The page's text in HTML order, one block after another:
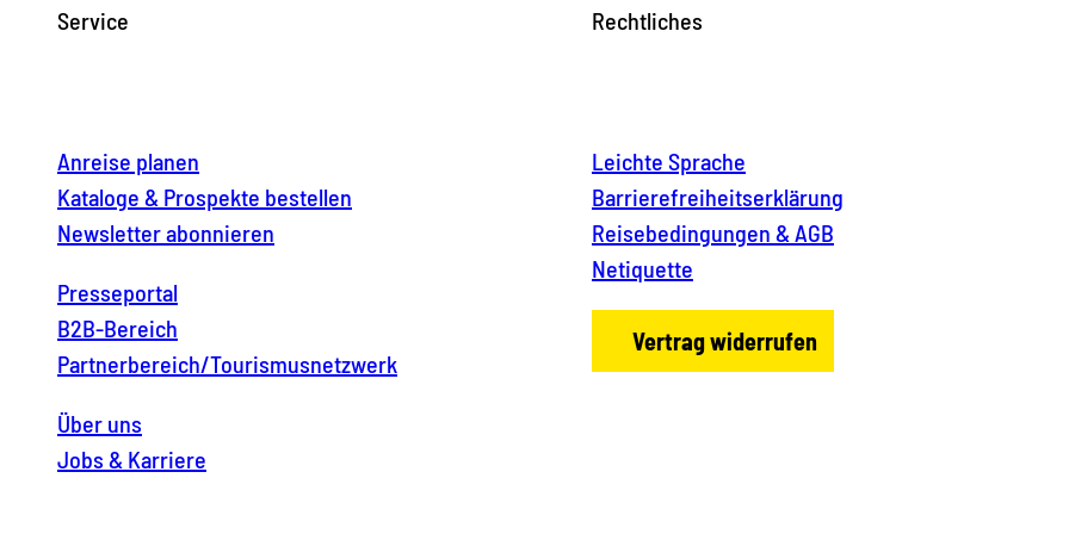
Service
Anreise planen
Kataloge & Prospekte bestellen
Newsletter abonnieren
Presseportal
B2B-Bereich
Partnerbereich/Tourismusnetzwerk
Über uns
Jobs & Karriere
Rechtliches
Leichte Sprache
Barrierefreiheitserklärung
Reisebedingungen & AGB
Netiquette
Vertrag widerrufen